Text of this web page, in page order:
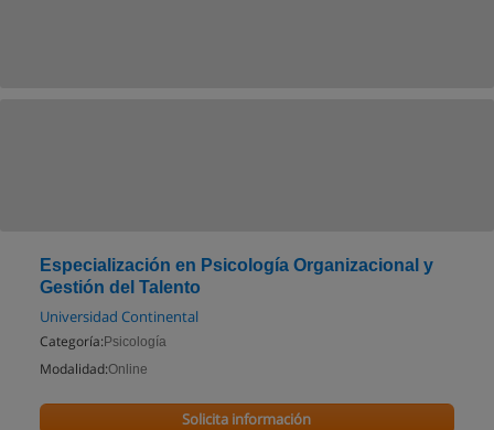
Especialización en Psicología Organizacional y
Gestión del Talento
Universidad Continental
Categoría: Psicología
Modalidad:Online
Solicita información